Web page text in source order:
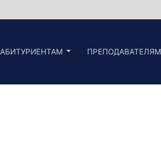
АБИТУРИЕНТАМ ПРЕПОДАВАТЕЛЯМ